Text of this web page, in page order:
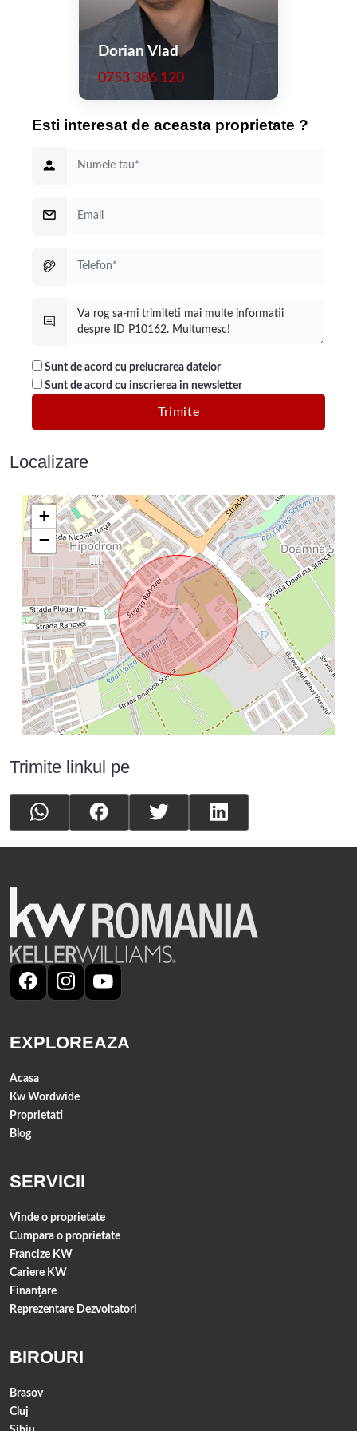
-Profesioniști care pot lucra remote, căutând echilibrul între
natură și conexiune globală.
Concluzie: Zala Springs – Lux cu sens
Zala Springs nu e doar despre locuințe – este o declarație
despre cum vrei să trăiești: cu eleganță, confort, securitate și
experiențe premium. De la fairways impecabili și club gourmet,
cele mai înalte standarde europene, cu viziuni în curs de
comerciale).
internațională exclusivă — toate amplasate într-un colț liniștit,
Dorian Vlad
0753 386 120
Esti interesat de aceasta proprietate ?
Sunt de acord cu prelucrarea datelor
Sunt de acord cu inscrierea in newsletter
Localizare
+
−
Trimite linkul pe
EXPLOREAZA
Acasa
Kw Wordwide
Proprietati
Blog
SERVICII
Vinde o proprietate
Cumpara o proprietate
Francize KW
Cariere KW
Finanţare
Reprezentare Dezvoltatori
BIROURI
Brasov
Cluj